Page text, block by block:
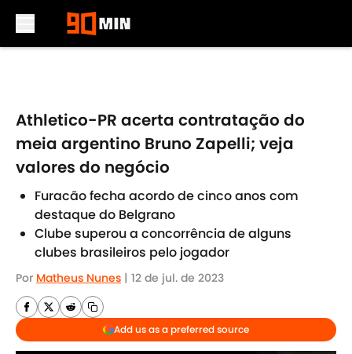
Athletico-PR acerta contratação do
meia argentino Bruno Zapelli; veja
valores do negócio
Furacão fecha acordo de cinco anos com
destaque do Belgrano
Clube superou a concorrência de alguns
clubes brasileiros pelo jogador
Por Matheus Nunes | 12 de jul. de 2023
Add us as a preferred source